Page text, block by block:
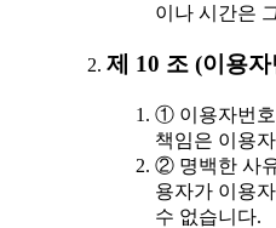
이나 시간은
제 10 조 (이용
① 이용자번호
책임은 이용
② 명백한 사
용자가 이용
수 없습니다.